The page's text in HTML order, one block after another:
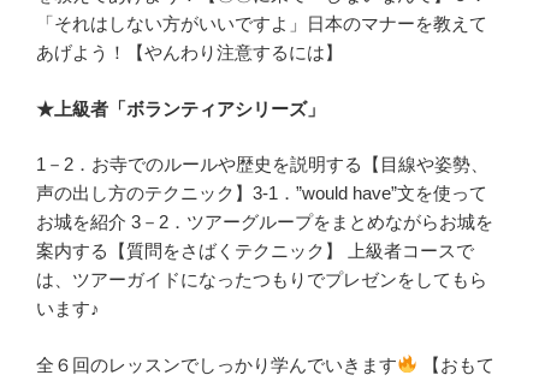
「それはしない方がいいですよ」日本のマナーを教えて
あげよう！【やんわり注意するには】
★上級者「ボランティアシリーズ」
1－2．お寺でのルールや歴史を説明する【目線や姿勢、
声の出し方のテクニック】3‐1．”would have”文を使って
お城を紹介 3－2．ツアーグループをまとめながらお城を
案内する【質問をさばくテクニック】 上級者コースで
は、ツアーガイドになったつもりでプレゼンをしてもら
います♪
全６回のレッスンでしっかり学んでいきます
【おもて